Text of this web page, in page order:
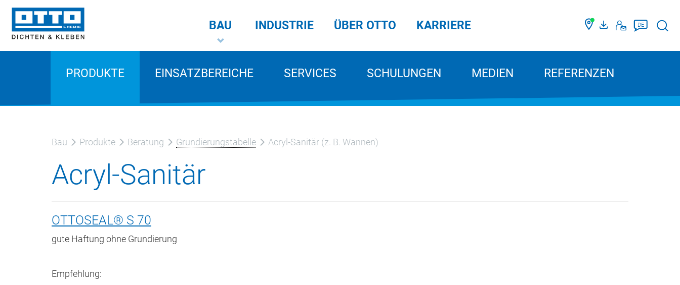
DE
BAU
PRODUKTE EINSATZBEREICHE SERVICES SCHULUNGEN MEDIEN REFERENZEN
INDUSTRIE ÜBER OTTO KARRIERE
Bau Produkte Beratung Grundierungstabelle Acryl-Sanitär (z. B. Wannen)
Acryl-Sanitär
OTTOSEAL® S 70
gute Haftung ohne Grundierung
Empfehlung: